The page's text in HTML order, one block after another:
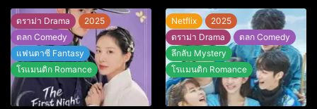
‘ภาษา’ จะบอกได้
ดราม่า Drama
2025
ตลก Comedy
แฟนตาซี Fantasy
โรแมนติก Romance
Netflix
2025
ดราม่า Drama
ตลก Comedy
ลึกลับ Mystery
โรแมนติก Romance